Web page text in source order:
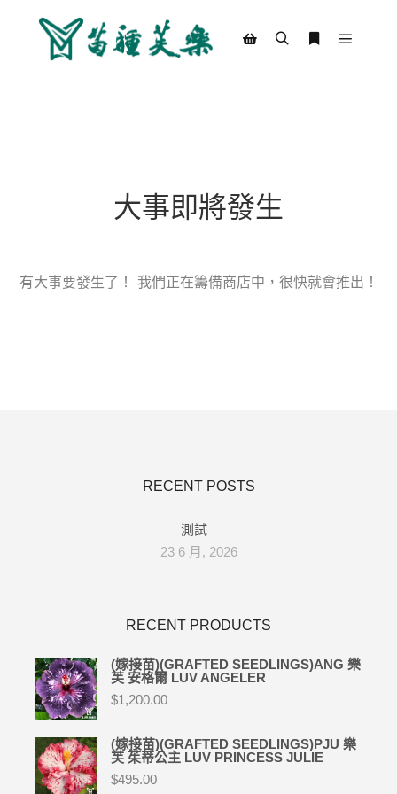
大事即將發生
有大事要發生了！ 我們正在籌備商店中，很快就會推出！
RECENT POSTS
測試
23 6 月, 2026
RECENT PRODUCTS
(嫁接苗)(GRAFTED SEEDLINGS)ANG 樂
芙 安格爾 LUV ANGELER
$1,200.00
(嫁接苗)(GRAFTED SEEDLINGS)PJU 樂
芙 茱蒂公主 LUV PRINCESS JULIE
$495.00